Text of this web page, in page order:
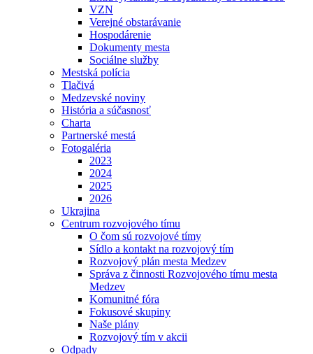
VZN
Verejné obstarávanie
Hospodárenie
Dokumenty mesta
Sociálne služby
Mestská polícia
Tlačivá
Medzevské noviny
História a súčasnosť
Charta
Partnerské mestá
Fotogaléria
2023
2024
2025
2026
Ukrajina
Centrum rozvojového tímu
O čom sú rozvojové tímy
Sídlo a kontakt na rozvojový tím
Rozvojový plán mesta Medzev
Správa z činnosti Rozvojového tímu mesta
Medzev
Komunitné fóra
Fokusové skupiny
Naše plány
Rozvojový tím v akcii
Odpady